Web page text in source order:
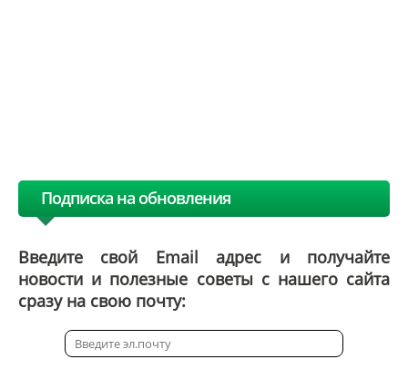
Подписка на обновления
Введите свой Email адрес и получайте
новости и полезные советы с нашего сайта
сразу на свою почту: